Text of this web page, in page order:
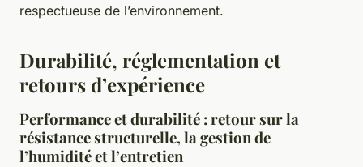
respectueuse de l’environnement.
Durabilité, réglementation et
retours d’expérience
Performance et durabilité : retour sur la
résistance structurelle, la gestion de
l’humidité et l’entretien